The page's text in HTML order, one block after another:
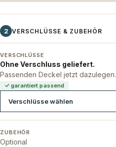
2 VERSCHLÜSSE & ZUBEHÖR
VERSCHLÜSSE
Ohne Verschluss geliefert.
Passenden Deckel jetzt dazulegen.
✓ garantiert passend
Verschlüsse wählen
ZUBEHÖR
Optional